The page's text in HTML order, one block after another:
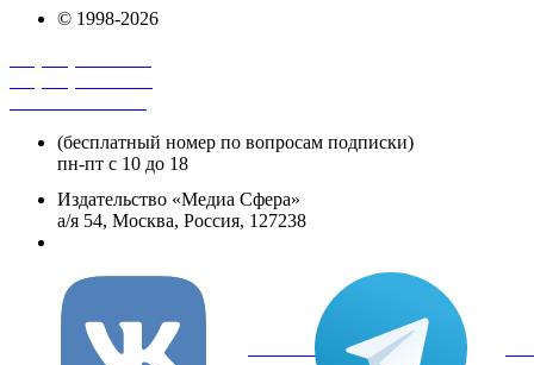
© 1998-2026
(бесплатный номер по вопросам подписки)
пн-пт с 10 до 18
Издательство «Медиа Сфера»
а/я 54, Москва, Россия, 127238
вКонтакте